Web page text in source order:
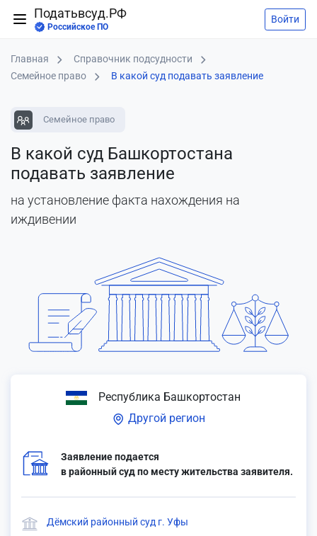
Податьвсуд.РФ
Российское ПО
Войти
Главная
Справочник подсудности
Семейное право
В какой суд подавать заявление
Семейное право
В какой суд Башкортостана
подавать заявление
на установление факта нахождения на
иждивении
Республика Башкортостан
Другой регион
Заявление подается
в районный суд по месту жительства заявителя.
Дёмский районный суд г. Уфы